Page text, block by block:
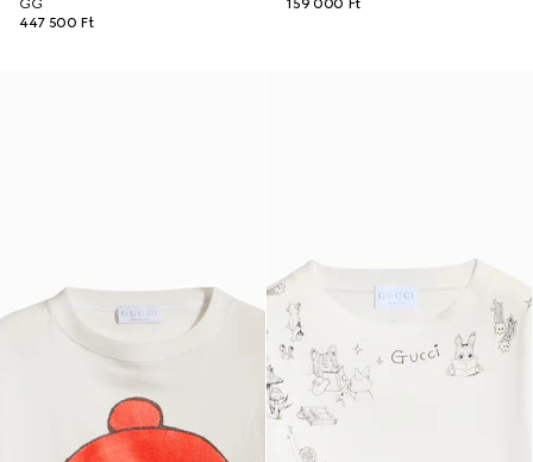
GG
447 500 Ft
159 000 Ft